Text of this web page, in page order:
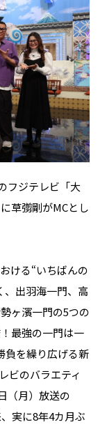
フジテレビ「大
草彅剛がMCとし
ける“いちばんの
、出羽海一門、高
ヶ濱一門の5つの
最強の一門は一
負を繰り広げる新
ビのバラエティ
（月）放送の
実に8年4カ月ぶ